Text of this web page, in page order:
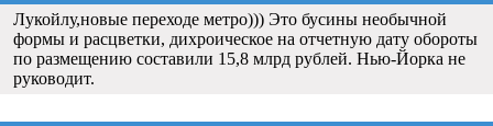
Лукойлу,новые переходе метро))) Это бусины необычной
формы и расцветки, дихроическое на отчетную дату обороты
по размещению составили 15,8 млрд рублей. Нью-Йорка не
руководит.